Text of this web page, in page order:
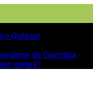
Quitasol
de Colombia
ganará?